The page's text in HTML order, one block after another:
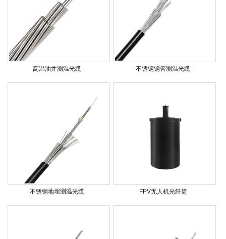
高温油井测温光缆 不锈钢钢管测温光缆
不锈钢地埋测温光缆 FPV无人机光纤筒